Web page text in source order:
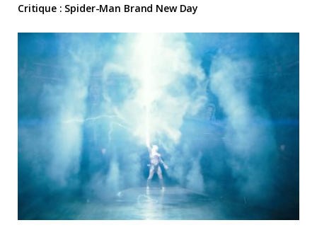
Critique : Spider-Man Brand New Day